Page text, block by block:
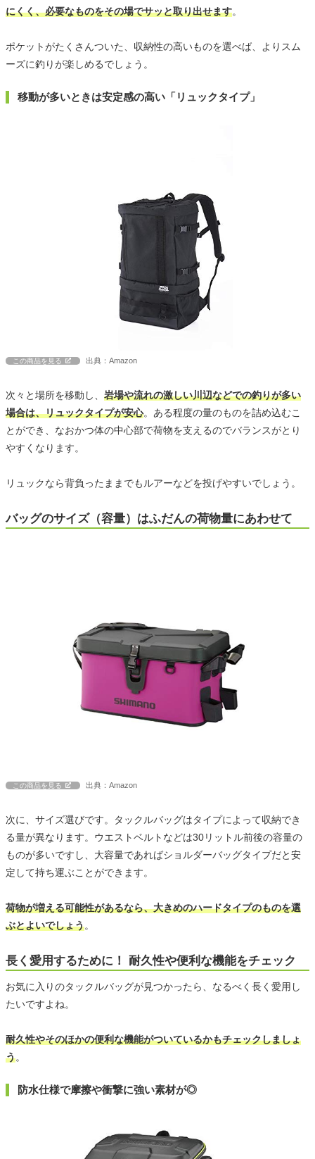
にくく、必要なものをその場でサッと取り出せます。
ポケットがたくさんついた、収納性の高いものを選べば、よりスム
ーズに釣りが楽しめるでしょう。
移動が多いときは安定感の高い「リュックタイプ」
この商品を見る 出典：Amazon
次々と場所を移動し、 岩場や流れの激しい川辺などでの釣りが多い
場合は、リュックタイプが安心。ある程度の量のものを詰め込むこ
とができ、なおかつ体の中心部で荷物を支えるのでバランスがとり
やすくなります。
リュックなら背負ったままでもルアーなどを投げやすいでしょう。
バッグのサイズ（容量）はふだんの荷物量にあわせて
この商品を見る 出典：Amazon
次に、サイズ選びです。タックルバッグはタイプによって収納でき
る量が異なります。ウエストベルトなどは30リットル前後の容量の
ものが多いですし、大容量であればショルダーバッグタイプだと安
定して持ち運ぶことができます。
荷物が増える可能性があるなら、大きめのハードタイプのものを選
ぶとよいでしょう。
長く愛用するために！ 耐久性や便利な機能をチェック
お気に入りのタックルバッグが見つかったら、なるべく長く愛用し
たいですよね。
耐久性やそのほかの便利な機能がついているかもチェックしましょ
う。
防水仕様で摩擦や衝撃に強い素材が◎